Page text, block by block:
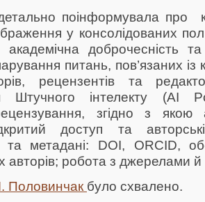
поінформувала про
у консолідованих
доброчесність та
питань, пов’язаних із
рецензентів та
Штучного інтелекту (AI
згідно з якою
доступ та
та метадані: DOI, ORCID,
авторів; робота з джерелами
було схвалено.